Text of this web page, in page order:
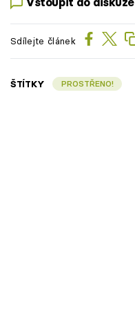
Sdílejte článek
ŠTÍTKY PROSTŘENO!